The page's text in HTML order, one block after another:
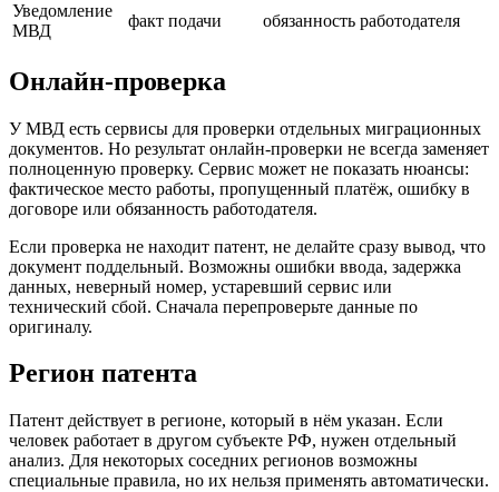
Уведомление
МВД
факт подачи обязанность работодателя
Онлайн-проверка
У МВД есть сервисы для проверки отдельных миграционных
документов. Но результат онлайн-проверки не всегда заменяет
полноценную проверку. Сервис может не показать нюансы:
фактическое место работы, пропущенный платёж, ошибку в
договоре или обязанность работодателя.
Если проверка не находит патент, не делайте сразу вывод, что
документ поддельный. Возможны ошибки ввода, задержка
данных, неверный номер, устаревший сервис или
технический сбой. Сначала перепроверьте данные по
оригиналу.
Регион патента
Патент действует в регионе, который в нём указан. Если
человек работает в другом субъекте РФ, нужен отдельный
анализ. Для некоторых соседних регионов возможны
специальные правила, но их нельзя применять автоматически.